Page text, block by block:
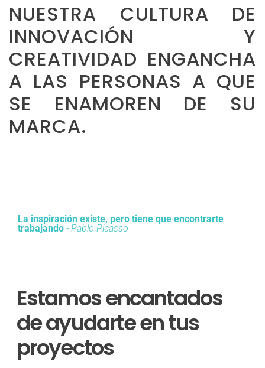
NUESTRA CULTURA DE
INNOVACIÓN Y
CREATIVIDAD ENGANCHA
A LAS PERSONAS A QUE
SE ENAMOREN DE SU
MARCA.
La inspiración existe, pero tiene que encontrarte
trabajando - Pablo Picasso
Estamos encantados
de ayudarte en tus
proyectos